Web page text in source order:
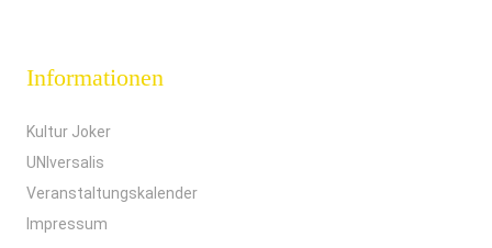
Informationen
Kultur Joker
UNIversalis
Veranstaltungskalender
Impressum